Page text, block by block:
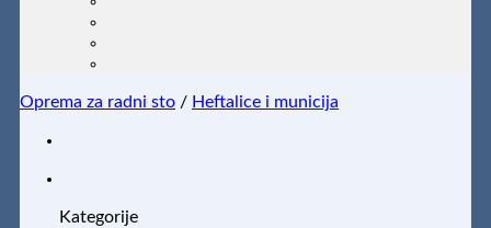
Oprema za radni sto / Heftalice i municija
Kategorije